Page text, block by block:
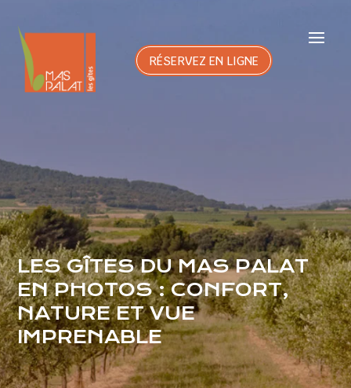
RÉSERVEZ EN LIGNE
LES GÎTES DU MAS PALAT
EN PHOTOS : CONFORT,
NATURE ET VUE
IMPRENABLE